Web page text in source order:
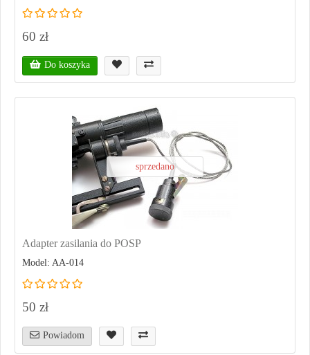
60 zł
Do koszyka
sprzedano
Adapter zasilania do POSP
Model: AA-014
50 zł
Powiadom